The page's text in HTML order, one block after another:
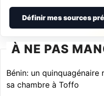
Définir mes sources
À NE PAS
Bénin: un
sa chambre à Toffo